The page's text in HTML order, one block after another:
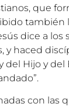
que
también
dice a los
y haced
Hijo y del
con las